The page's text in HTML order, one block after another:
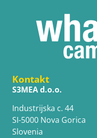
Kontakt
S3MEA d.o.o.
Industrijska c. 44
SI-5000 Nova Gorica
Slovenia